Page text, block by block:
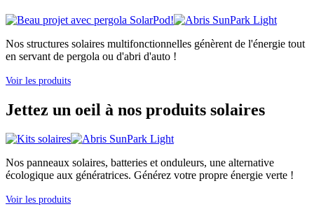
Nos structures solaires multifonctionnelles génèrent de l'énergie tout
en servant de pergola ou d'abri d'auto !
Voir les produits
Jettez un oeil à nos produits solaires
Nos panneaux solaires, batteries et onduleurs, une alternative
écologique aux génératrices. Générez votre propre énergie verte !
Voir les produits